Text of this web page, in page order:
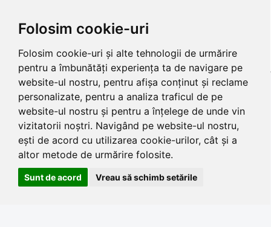
Folosim cookie-uri
Folosim cookie-uri și alte tehnologii de urmărire
pentru a îmbunătăți experiența ta de navigare pe
website-ul nostru, pentru afișa conținut și reclame
personalizate, pentru a analiza traficul de pe
website-ul nostru și pentru a înțelege de unde vin
vizitatorii noștri. Navigând pe website-ul nostru,
ești de acord cu utilizarea cookie-urilor, cât și a
altor metode de urmărire folosite.
Sunt de acord Vreau să schimb setările